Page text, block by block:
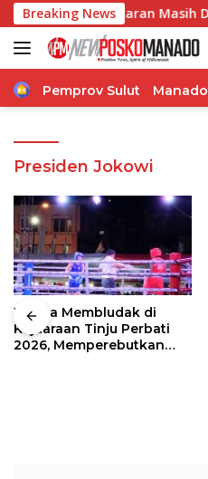
Langsung
ke
konten
Breaking News
Kebakaran Masih Diselidiki
Home
Pemprov Sulut Manado
Presiden Jokowi
Warga Membludak di
Kejuaraan Tinju Perbati
2026, Memperebutkan